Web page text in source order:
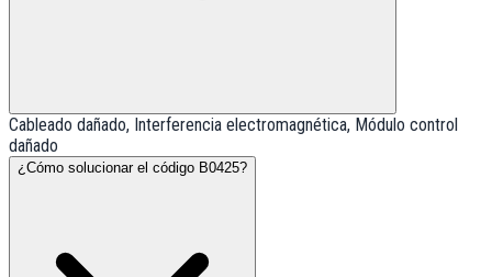
Cableado dañado, Interferencia electromagnética, Módulo control
dañado
¿Cómo solucionar el código B0425?